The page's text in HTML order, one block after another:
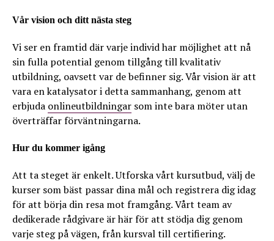
Vår vision och ditt nästa steg
Vi ser en framtid där varje individ har möjlighet att nå
sin fulla potential genom tillgång till kvalitativ
utbildning, oavsett var de befinner sig. Vår vision är att
vara en katalysator i detta sammanhang, genom att
erbjuda onlineutbildningar som inte bara möter utan
överträffar förväntningarna.
Hur du kommer igång
Att ta steget är enkelt. Utforska vårt kursutbud, välj de
kurser som bäst passar dina mål och registrera dig idag
för att börja din resa mot framgång. Vårt team av
dedikerade rådgivare är här för att stödja dig genom
varje steg på vägen, från kursval till certifiering.